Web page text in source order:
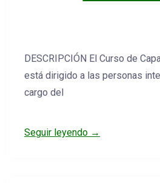
DESCRIPCIÓN El Curso de
está dirigido a las personas
cargo del
Seguir leyendo →